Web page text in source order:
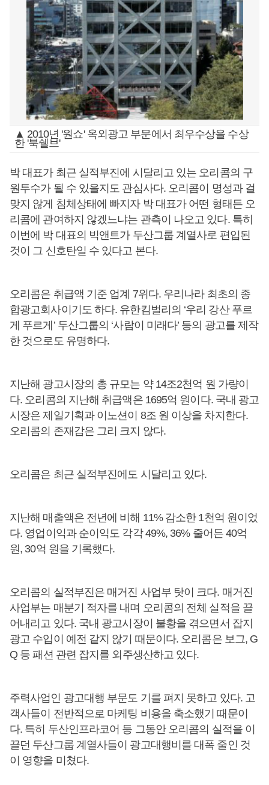
▲ 2010년 '원쇼' 옥외광고 부문에서 최우수상을 수상
한 '북쉘브'
박 대표가 최근 실적부진에 시달리고 있는 오리콤의 구
원투수가 될 수 있을지도 관심사다. 오리콤이 명성과 걸
맞지 않게 침체상태에 빠지자 박 대표가 어떤 형태든 오
리콤에 관여하지 않겠느냐는 관측이 나오고 있다. 특히
이번에 박 대표의 빅앤트가 두산그룹 계열사로 편입된
것이 그 신호탄일 수 있다고 본다.
오리콤은 취급액 기준 업계 7위다. 우리나라 최초의 종
합광고회사이기도 하다. 유한킴벌리의 ‘우리 강산 푸르
게 푸르게’ 두산그룹의 ‘사람이 미래다’ 등의 광고를 제작
한 것으로도 유명하다.
지난해 광고시장의 총 규모는 약 14조2천억 원 가량이
다. 오리콤의 지난해 취급액은 1695억 원이다. 국내 광고
시장은 제일기획과 이노션이 8조 원 이상을 차지한다.
오리콤의 존재감은 그리 크지 않다.
오리콤은 최근 실적부진에도 시달리고 있다.
지난해 매출액은 전년에 비해 11% 감소한 1천억 원이었
다. 영업이익과 순이익도 각각 49%, 36% 줄어든 40억
원, 30억 원을 기록했다.
오리콤의 실적부진은 매거진 사업부 탓이 크다. 매거진
사업부는 매분기 적자를 내며 오리콤의 전체 실적을 끌
어내리고 있다. 국내 광고시장이 불황을 겪으면서 잡지
광고 수입이 예전 같지 않기 때문이다. 오리콤은 보그, G
Q 등 패션 관련 잡지를 외주생산하고 있다.
주력사업인 광고대행 부문도 기를 펴지 못하고 있다. 고
객사들이 전반적으로 마케팅 비용을 축소했기 때문이
다. 특히 두산인프라코어 등 그동안 오리콤의 실적을 이
끌던 두산그룹 계열사들이 광고대행비를 대폭 줄인 것
이 영향을 미쳤다.